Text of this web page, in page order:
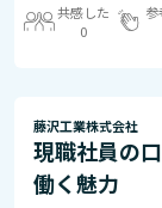
共感した
0
藤沢工業株式会社
現職社員の
働く魅力